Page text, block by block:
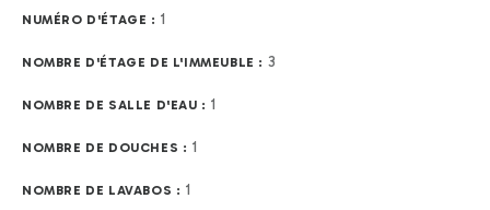
NUMÉRO D'ÉTAGE : 1
NOMBRE D'ÉTAGE DE L'IMMEUBLE : 3
NOMBRE DE SALLE D'EAU : 1
NOMBRE DE DOUCHES : 1
NOMBRE DE LAVABOS : 1